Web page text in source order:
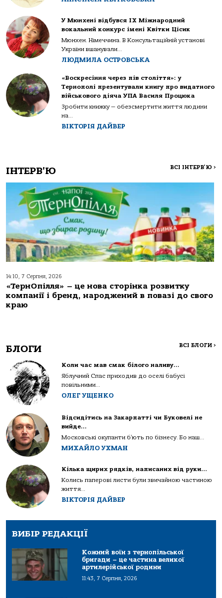
У Мюнхені відбувся IX Міжнародний
вокальний конкурс імені Квітки Цісик
Мюнхен. Німеччина. В Консультаційній установі
України вшанували...
ЛЮДМИЛА ОСТРОВСЬКА
«Воскресіння через пів століття»: у
Тернополі презентували книгу про видатного
військового діяча УПА Василя Процюка
Зробити книжку — обезсмертити життя людини
на...
ВІКТОРІЯ ДАЙВЕР
ІНТЕРВ'Ю ВСІ ІНТЕРВ'Ю >
14:10, 7 Серпня, 2026
«ТернОпілля» – це нова сторінка розвитку
компанії і бренд, народжений в повазі до свого
краю
БЛОГИ ВСІ БЛОГИ >
Коли час мав смак білого наливу…
Яблучний Спас приходив до оселі бабусі
повільними...
ОЛЕГ УЩЕНКО
Відсидітись на Закарпатті чи Буковелі не
вийде…
Московські окупанти б’ють по бізнесу. Бо наш...
МИХАЙЛО УХМАН
Кілька щирих рядків, написаних від руки…
Колись паперові листи були звичайною частиною
життя...
ВІКТОРІЯ ДАЙВЕР
ВИБІР РЕДАКЦІЇ
Кожний воїн з тернопільської
бригади – це частина великої
артилерійської родини
11:43, 7 Серпня, 2026